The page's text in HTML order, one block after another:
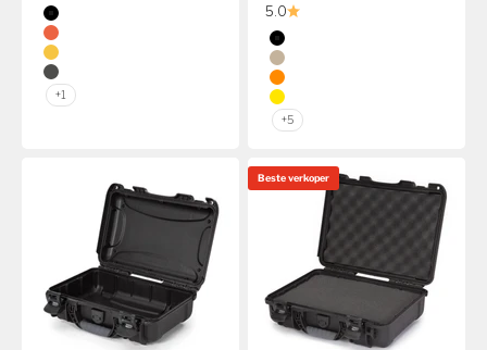
Kleur
Zwart
Oranje
Geel
Grafiet
+1
5.0
Kleur
Zwart
Tan
Oranje
Geel
+5
Beste verkoper